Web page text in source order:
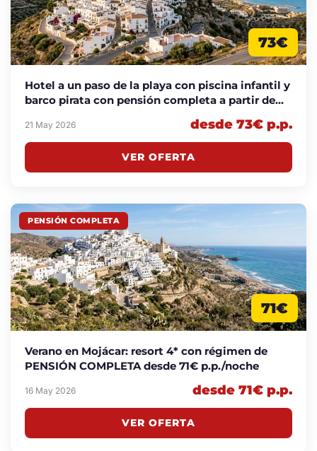
73€
Hotel a un paso de la playa con piscina infantil y
barco pirata con pensión completa a partir de
21 May 2026 desde 73€ p.p.
VER OFERTA
PENSIÓN COMPLETA
71€
Verano en Mojácar: resort 4* con régimen de
PENSIÓN COMPLETA desde 71€ p.p./noche
16 May 2026 desde 71€ p.p.
VER OFERTA